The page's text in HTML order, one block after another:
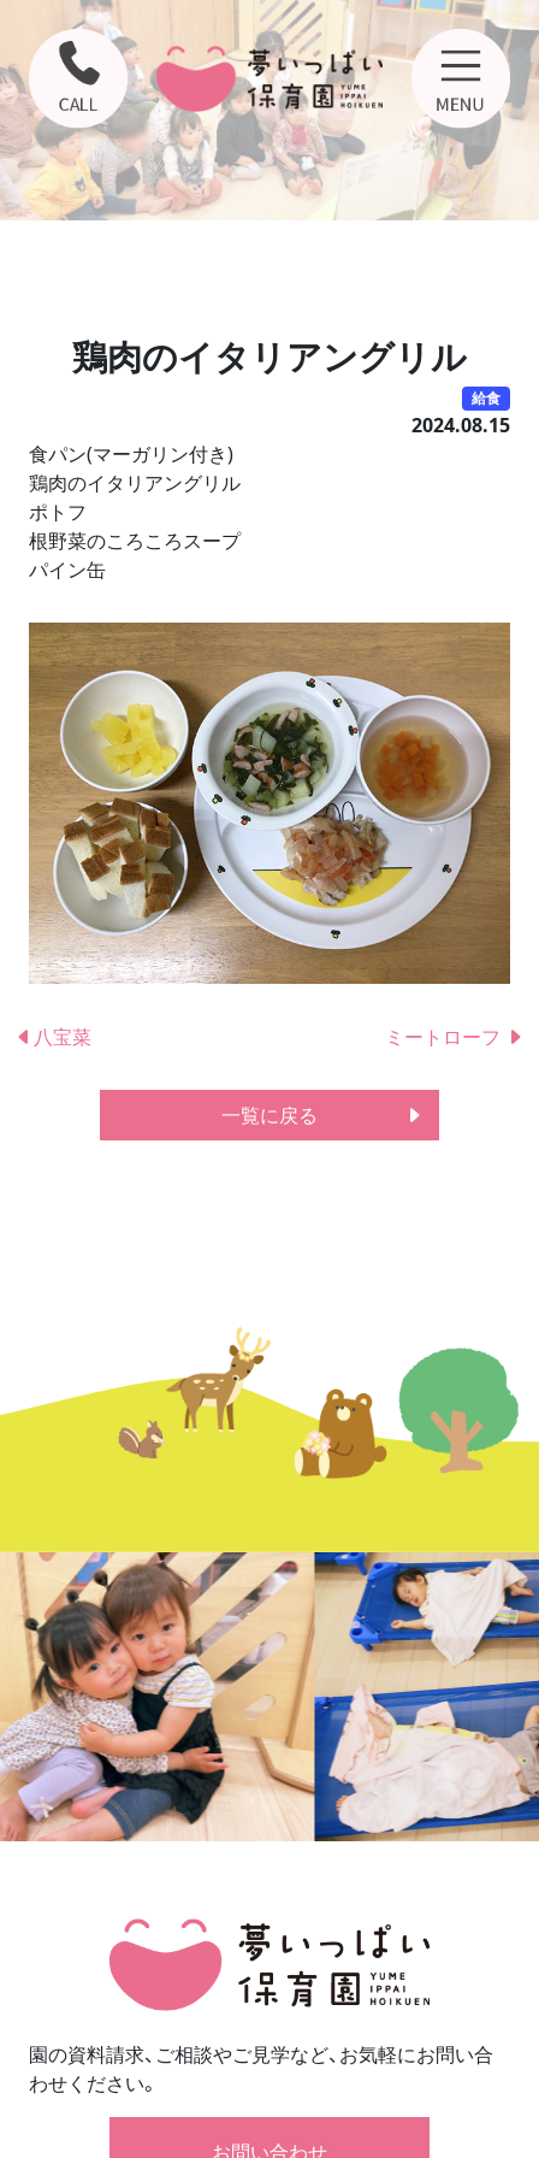
鶏肉のイタリアングリル
給食
2024.08.15
食パン(マーガリン付き)
鶏肉のイタリアングリル
ポトフ
根野菜のころころスープ
パイン缶
八宝菜 ミートローフ
一覧に戻る
園の資料請求、ご相談やご見学など、お気軽にお問い合
わせください。
お問い合わせ